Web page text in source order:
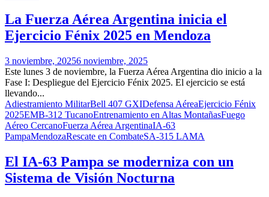
La Fuerza Aérea Argentina inicia el
Ejercicio Fénix 2025 en Mendoza
3 noviembre, 20256 noviembre, 2025
Este lunes 3 de noviembre, la Fuerza Aérea Argentina dio inicio a la
Fase I: Despliegue del Ejercicio Fénix 2025. El ejercicio se está
llevando...
Adiestramiento MilitarBell 407 GXIDefensa AéreaEjercicio Fénix
2025EMB-312 TucanoEntrenamiento en Altas MontañasFuego
Aéreo CercanoFuerza Aérea ArgentinaIA-63
PampaMendozaRescate en CombateSA-315 LAMA
El IA-63 Pampa se moderniza con un
Sistema de Visión Nocturna